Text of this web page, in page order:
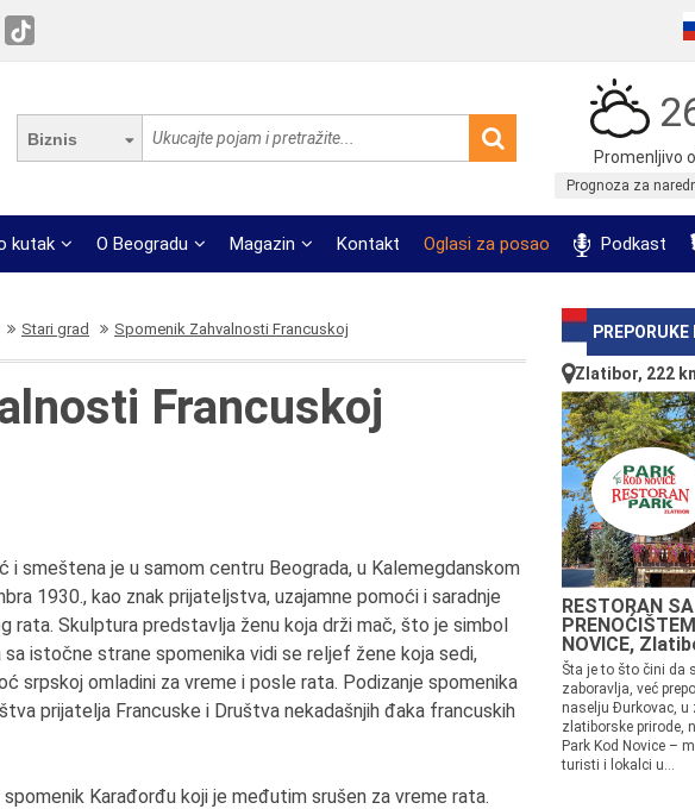
Biznis
Promenljivo
Prognoza za
kutak O Beogradu Magazin Kontakt Oglasi za posao Podkast
Stari grad Spomenik Zahvalnosti Francuskoj
Francuskoj
i smeštena je u samom centru Beograda, u Kalemegdanskom
1930., kao znak prijateljstva, uzajamne pomoći i saradnje
rata. Skulptura predstavlja ženu koja drži mač, što je simbol
sa istočne strane spomenika vidi se reljef žene koja sedi,
srpskoj omladini za vreme i posle rata. Podizanje spomenika
prijatelja Francuske i Društva nekadašnjih đaka francuskih
Karađorđu koji je međutim srušen za vreme rata.
Zlatibor, 222
RESTORAN SA
NOVICE,
Šta je to što čini da
zaboravlja, već
naselju Đurkovac, u
zlatiborske prirode,
Park Kod Novice –
turisti i lokalci u...